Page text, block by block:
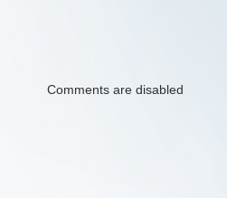
Comments are disabled